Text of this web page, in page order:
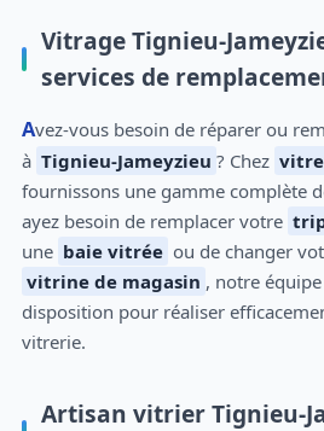
Vitrage Tignieu-
services de
Avez-vous besoin de réparer ou
à Tignieu-Jameyzieu ? Chez
fournissons une gamme complète
ayez besoin de remplacer votre
une baie vitrée ou de changer
vitrine de magasin , notre
disposition pour réaliser
vitrerie.
Artisan vitrier Tignieu-